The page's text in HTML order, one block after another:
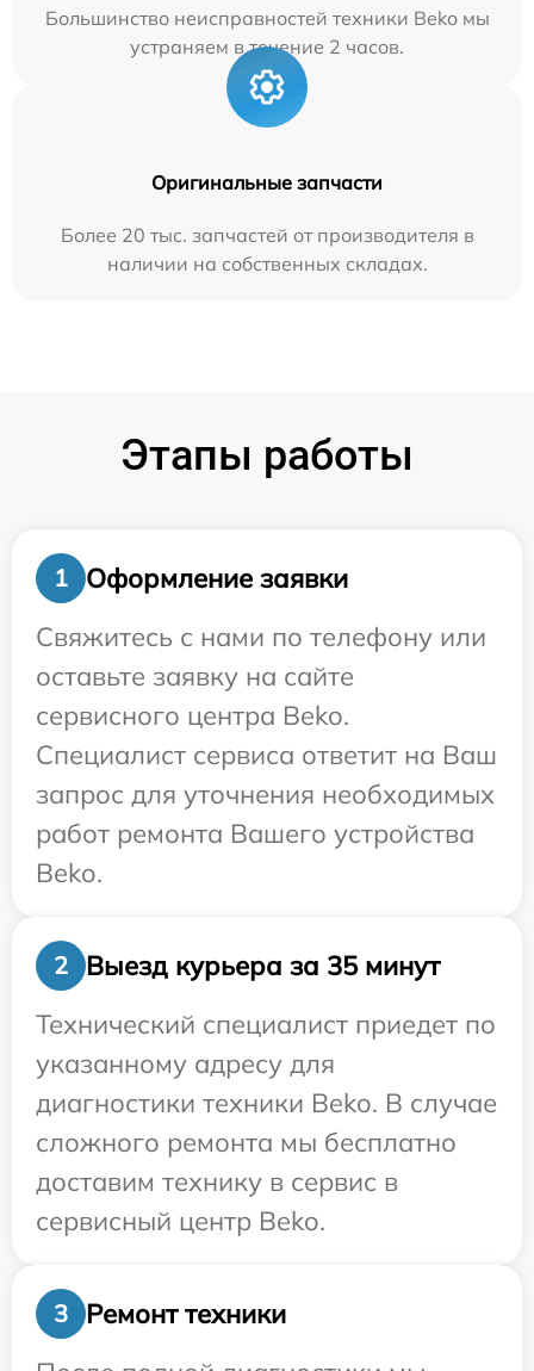
Большинство неисправностей техники Beko мы
устраняем в течение 2 часов.
Оригинальные запчасти
Более 20 тыс. запчастей от производителя в
наличии на собственных складах.
Этапы работы
1
Оформление заявки
Свяжитесь с нами по телефону или
оставьте заявку на сайте
сервисного центра Beko.
Специалист сервиса ответит на Ваш
запрос для уточнения необходимых
работ ремонта Вашего устройства
Beko.
2
Выезд курьера за 35 минут
Технический специалист приедет по
указанному адресу для
диагностики техники Beko. В случае
сложного ремонта мы бесплатно
доставим технику в сервис в
сервисный центр Beko.
3
Ремонт техники